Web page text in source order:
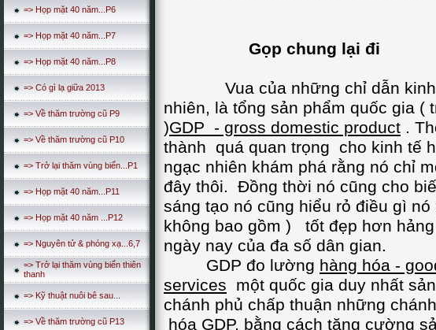
=> Họp mặt 40 năm...P6
=> Họp mặt 40 năm...P7
=> Họp mặt 40 năm...P8
=> Có gì lạ giữa 2013
=> Về thăm trường cũ P9
=> Về thăm trường cũ P10
=> Trở lại thăm vùng biển...P1
=> Họp mặt 40 năm...P11
=> Họp mặt 40 năm ...P12
=> Nguyên tử & phóng xạ...6,7
=> Trở lại thăm vùng biển thiên
thanh
=> Kỹ thuật nuôi bê sau...
=> Về thăm trường cũ P13
Gọp chung lại đi
Vua của những chỉ dẫn kinh
nhiên, là tổng sản phẩm quốc gia (
)GDP - gross domestic product .
thành quá quan trọng cho kinh tế
ngạc nhiên khám phá rằng nó chỉ
đây thôi. Đồng thời nó cũng cho
sáng tạo nó cũng hiểu rỏ điều gì nó
không bao gồm ) tốt đẹp hơn
ngày nay của đa số dân gian.
GDP đo lường hàng hóa -
services một quốc gia duy nhất
chánh phủ chấp thuận những
hóa GDP, bằng cách tăng cường